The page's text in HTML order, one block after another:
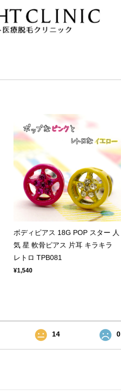
ボディピアス 18G POP スター 人
気 星 軟骨ピアス 片耳 キラキラ
レトロ TPB081
¥1,540
14 0